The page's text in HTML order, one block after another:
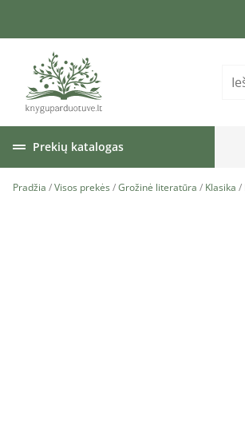
Prekių katalogas
Pradžia /Visos prekės /Grožinė literatūra / Klasika /